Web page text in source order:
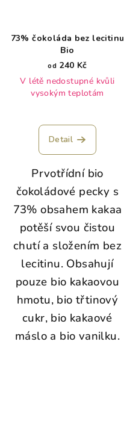
73% čokoláda bez lecitinu
Bio
od 240 Kč
V létě nedostupné kvůli
vysokým teplotám
Detail
Prvotřídní bio
čokoládové pecky s
73% obsahem kakaa
potěší svou čistou
chutí a složením bez
lecitinu. Obsahují
pouze bio kakaovou
hmotu, bio třtinový
cukr, bio kakaové
máslo a bio vanilku.